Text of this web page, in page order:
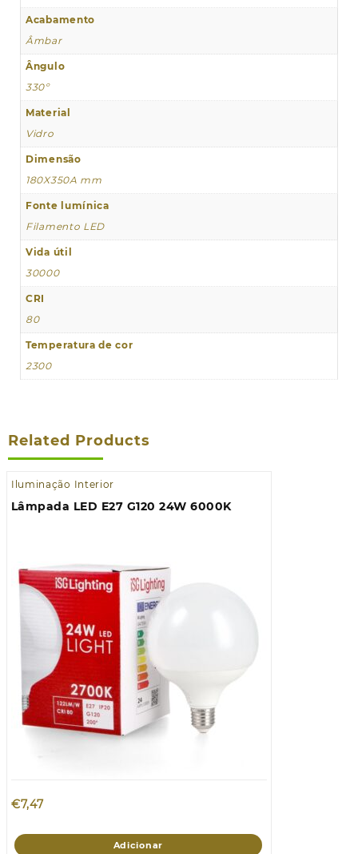
Acabamento
Âmbar
Ângulo
330º
Material
Vidro
Dimensão
180X350A mm
Fonte lumínica
Filamento LED
Vida útil
30000
CRI
80
Temperatura de cor
2300
Related Products
Iluminação Interior
Lâmpada LED E27 G120 24W 6000K
€7,47
Adicionar